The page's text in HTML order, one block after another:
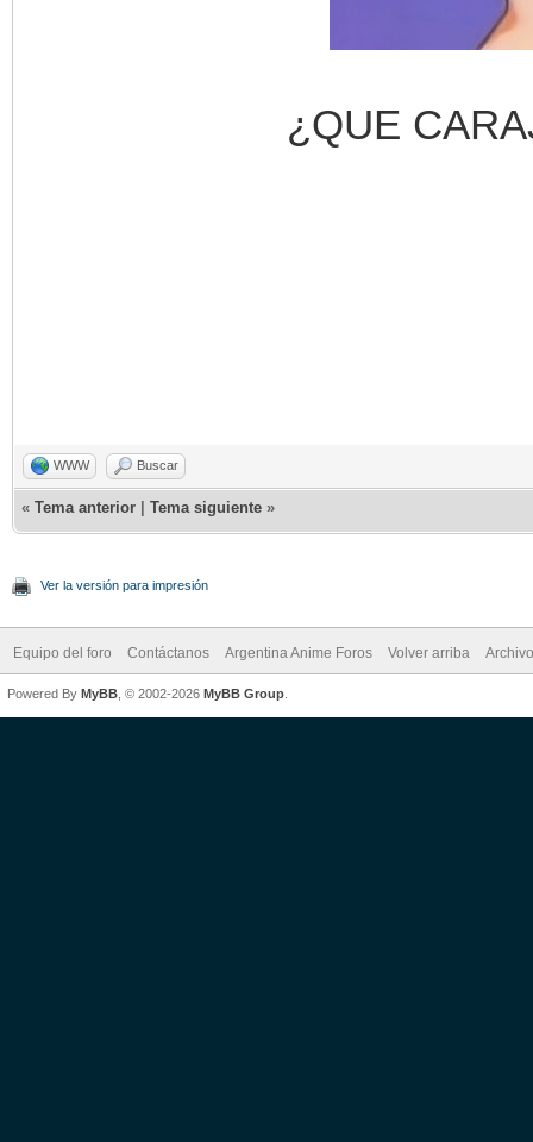
¿QUE
WWW Buscar
« Tema anterior Tema siguiente »
Ver la versión para impresión
Equipo del foro Contáctanos Argentina Anime Foros Volver arriba
Powered By MyBB , © 2002-2026 MyBB Group